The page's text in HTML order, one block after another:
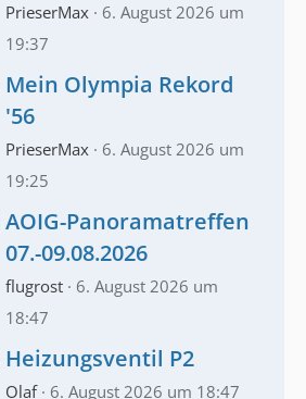
PrieserMax
6. August 2026 um
19:37
Mein Olympia Rekord
'56
PrieserMax
6. August 2026 um
19:25
AOIG-Panoramatreffen
07.-09.08.2026
flugrost
6. August 2026 um
18:47
Heizungsventil P2
Olaf 6. August 2026 um 18:47